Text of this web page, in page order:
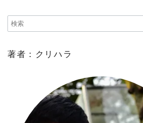
著者：クリハラ